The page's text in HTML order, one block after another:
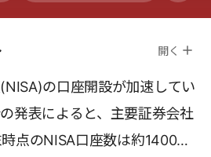
開く
の口座開設が加速してい
発表によると、主要証券会社
点のNISA口座数は約1400万